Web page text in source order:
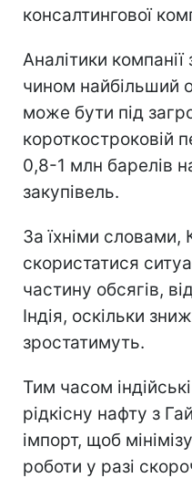
консалтингової
Аналітики
чином найбільший
може бути під
короткостроковій
0,8-1 млн барелів
закупівель.
За їхніми
скористатися
частину обсягів,
Індія, оскільки
зростатимуть.
Тим часом
рідкісну нафту з
імпорт, щоб
роботи у разі